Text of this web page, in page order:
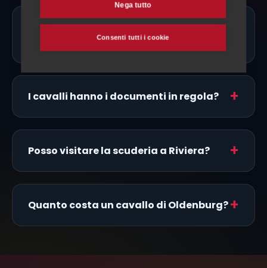
Ci sono allevatori di Oldenburg proprio
I cavalli hanno i documenti in regola?
Posso visitare la scuderia a Riviera?
Quanto costa un cavallo di Oldenburg?
Nega tutto
Consenti tutti i cookie